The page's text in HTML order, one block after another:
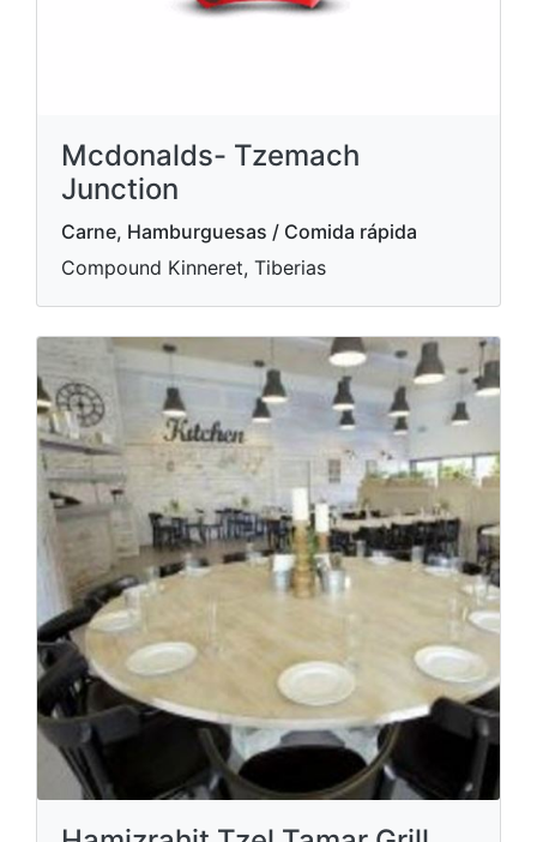
Mcdonalds- Tzemach
Junction
Carne, Hamburguesas / Comida rápida
Compound Kinneret, Tiberias